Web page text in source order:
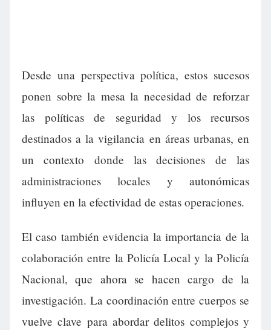
Desde una perspectiva política, estos sucesos
ponen sobre la mesa la necesidad de reforzar
las políticas de seguridad y los recursos
destinados a la vigilancia en áreas urbanas, en
un contexto donde las decisiones de las
administraciones locales y autonómicas
influyen en la efectividad de estas operaciones.
El caso también evidencia la importancia de la
colaboración entre la Policía Local y la Policía
Nacional, que ahora se hacen cargo de la
investigación. La coordinación entre cuerpos se
vuelve clave para abordar delitos complejos y